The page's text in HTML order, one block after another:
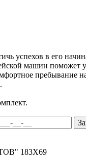
успехов в его
машин поможет
пребывание
183Х69